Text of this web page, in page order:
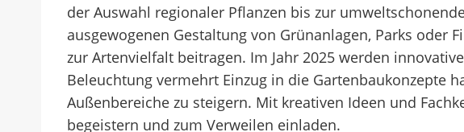
der Auswahl regionaler Pflanzen bis zur
ausgewogenen Gestaltung von Grünanlagen, Parks
zur Artenvielfalt beitragen. Im Jahr 2025 werden
Beleuchtung vermehrt Einzug in die Gartenbaukonzepte
Außenbereiche zu steigern. Mit kreativen Ideen und
begeistern und zum Verweilen einladen.